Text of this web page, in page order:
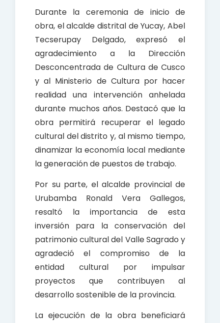
Durante la ceremonia de inicio de
obra, el alcalde distrital de Yucay, Abel
Tecserupay Delgado, expresó el
agradecimiento a la Dirección
Desconcentrada de Cultura de Cusco
y al Ministerio de Cultura por hacer
realidad una intervención anhelada
durante muchos años. Destacó que la
obra permitirá recuperar el legado
cultural del distrito y, al mismo tiempo,
dinamizar la economía local mediante
la generación de puestos de trabajo.
Por su parte, el alcalde provincial de
Urubamba Ronald Vera Gallegos,
resaltó la importancia de esta
inversión para la conservación del
patrimonio cultural del Valle Sagrado y
agradeció el compromiso de la
entidad cultural por impulsar
proyectos que contribuyen al
desarrollo sostenible de la provincia.
La ejecución de la obra beneficiará